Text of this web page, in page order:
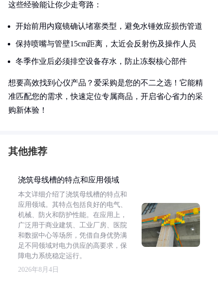
这些经验能让你少走弯路：
开始前用内窥镜确认堵塞类型，避免水锤效应损伤管道
保持喷嘴与管壁15cm距离，太近会反射伤及操作人员
冬季作业后必须排空设备存水，防止冻裂核心部件
想要高效找到心仪产品？爱采购是您的不二之选！它能精
准匹配您的需求，快速定位专属商品，开启省心省力的采
购新体验！
其他推荐
浇筑母线槽的特点和应用领域
本文详细介绍了浇筑母线槽的特点和
应用领域。其特点包括良好的电气、
机械、防火和防护性能。在应用上，
广泛用于商业建筑、工业厂房、医院
和数据中心等场所，凭借自身优势满
足不同领域对电力供应的高要求，保
障电力系统稳定运行。
2026年8月4日